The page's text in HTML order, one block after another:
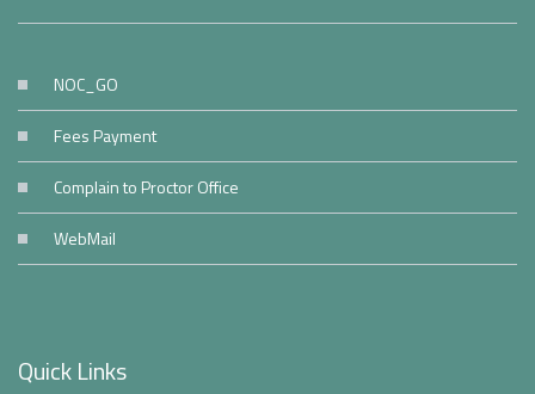
NOC_GO
Fees Payment
Complain to Proctor Office
WebMail
Quick Links